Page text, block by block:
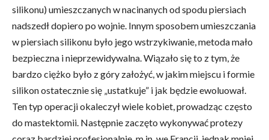
silikonu) umieszczanych w nacinanych od spodu piersiach
nadszedł dopiero po wojnie. Innym sposobem umieszczania
w piersiach silikonu było jego wstrzykiwanie, metoda mało
bezpieczna i nieprzewidywalna. Wiązało się to z tym, że
bardzo ciężko było z góry założyć, w jakim miejscu i formie
silikon ostatecznie się „ustatkuje” i jak będzie ewoluował.
Ten typ operacji okaleczył wiele kobiet, prowadząc często
do mastektomii. Następnie zaczęto wykonywać protezy